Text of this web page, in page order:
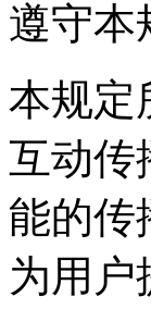
遵守本
本规定
互动传
能的传
为用户